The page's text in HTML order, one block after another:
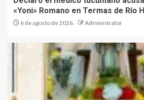
«Yoni» Romano en Termas de Río
6 de agosto de 2026 Administrator